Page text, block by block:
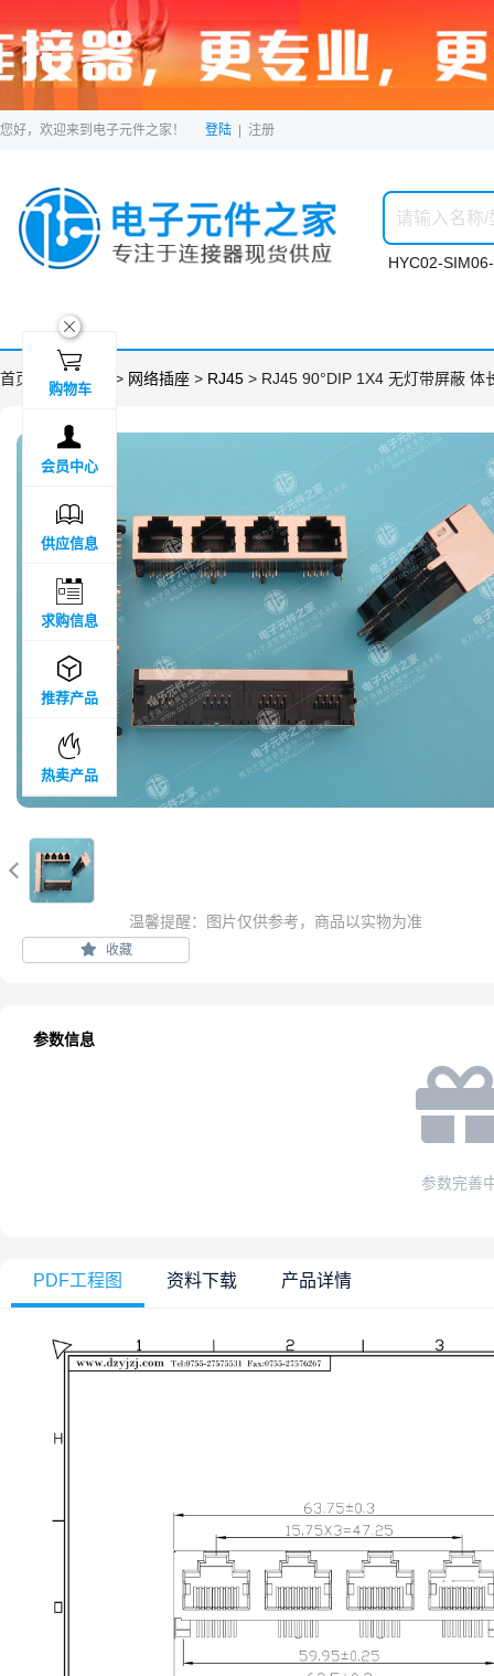
您好，欢迎来到电子元件之家！ 登陆 注册
HYC02-
首页 > 分类目录 > 网络插座 > RJ45 > RJ45 90°DIP 1X4 无灯带屏蔽 体

温馨提醒：图片仅供参考，商品以实物为准
收藏
参数信息
参数完善
PDF工程图 资料下载 产品详情
ဆ

购物车

会员中心

供应信息

求购信息

推荐产品

热卖产品